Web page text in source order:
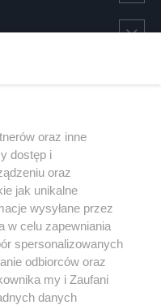
Youtube
oraz inne
dostęp i
oraz
jak unikalne
wysyłane przez
w celu zapewniania
spersonalizowanych
odbiorców oraz
my i Zaufani
danych